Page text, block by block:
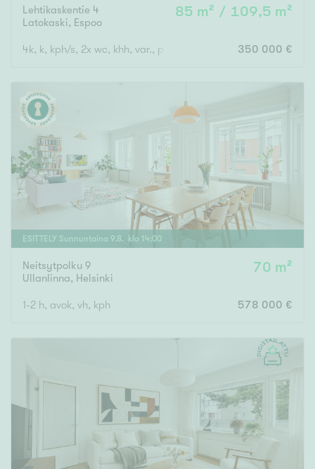
Lehtikaskentie 4
Latokaski, Espoo
85 m² / 109,5 m²
4k, k, kph/s, 2x wc, khh, var., parveke, terassi- ja piha-alue
350 000 €
ESITTELY Sunnuntaina 9. 8. klo 14:00
Neitsytpolku 9
Ullanlinna, Helsinki
70 m²
1-2 h, avok, vh, kph 578 000 €